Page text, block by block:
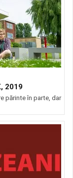
2019
părinte în parte, dar